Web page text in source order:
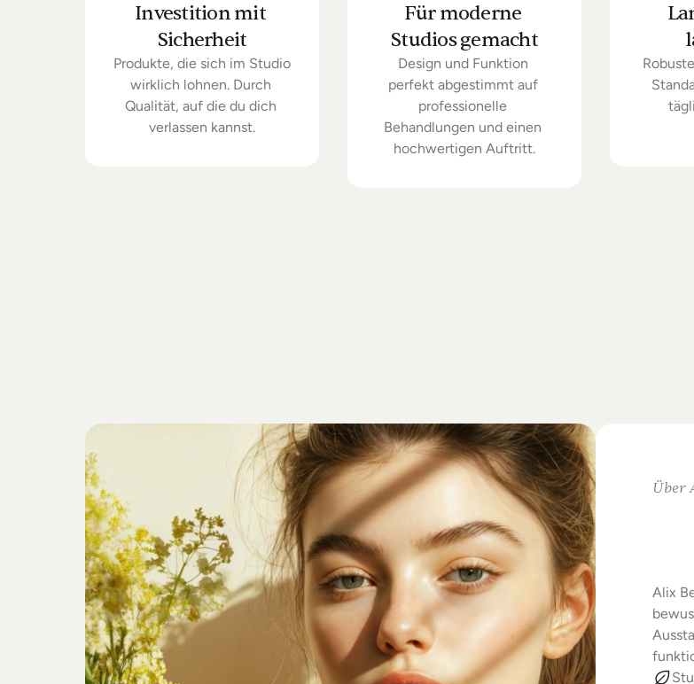
Investition mit
Sicherheit
Produkte, die sich im Studio
wirklich lohnen. Durch
Qualität, auf die du dich
verlassen kannst.
Für moderne
Studios gemacht
Design und Funktion
perfekt abgestimmt auf
professionelle
Behandlungen und einen
hochwertigen Auftritt.
Über
Alix